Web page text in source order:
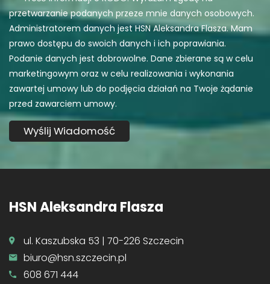
przetwarzanie podanych przeze mnie danych osobowych.
Administratorem danych jest HSN Aleksandra Flasza. Mam
prawo dostępu do swoich danych i ich poprawiania.
Podanie danych jest dobrowolne. Dane zbierane są w celu
marketingowym oraz w celu realizowania i wykonania
zawartej umowy lub do podjęcia działań na Twoje żądanie
przed zawarciem umowy.
HSN Aleksandra Flasza
ul. Kaszubska 53 | 70-226 Szczecin
biuro@hsn.szczecin.pl
608 671 444